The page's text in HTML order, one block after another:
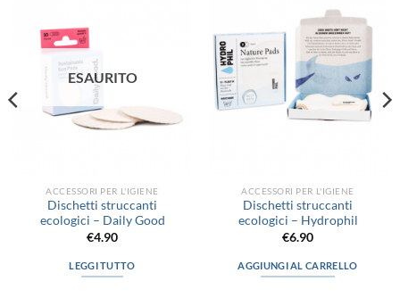
ESAURITO
ACCESSORI PER L'IGIENE
Dischetti struccanti
ecologici – Daily Good
€4.90
LEGGI TUTTO
Aggiungi
alla lista
dei
desideri
ACCESSORI PER L'IGIENE
Dischetti struccanti
ecologici – Hydrophil
€6.90
AGGIUNGI AL CARRELLO